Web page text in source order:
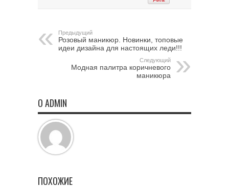
Предыдущий
Розовый маникюр. Новинки, топовые
идеи дизайна для настоящих леди!!!
Следующий
Модная палитра коричневого
маникюра
О ADMIN
ПОХОЖИЕ